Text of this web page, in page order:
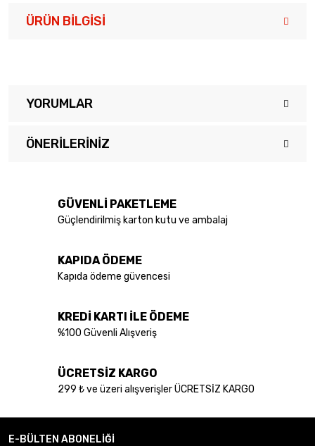
ÜRÜN BILGISI
YORUMLAR
Bu ürüne ilk yorumu siz yapın!
ÖNERILERINIZ
tarafımıza iletebilirsiniz.
Görüş ve önerileriniz için teşekkür ederiz.
Ürün açıklamasında eksik bilgiler bulunuyor.
Ürün bilgilerinde hatalar bulunuyor.
Bu ürüne benzer farklı alternatifler olmalı.
Gönder
GÜVENLİ PAKETLEME
Güçlendirilmiş karton kutu ve ambalaj
KAPIDA ÖDEME
Kapıda ödeme güvencesi
KREDİ KARTI İLE ÖDEME
%100 Güvenli Alışveriş
ÜCRETSİZ KARGO
299 ₺ ve üzeri alışverişler ÜCRETSİZ KARGO
E-BÜLTEN ABONELİĞİ